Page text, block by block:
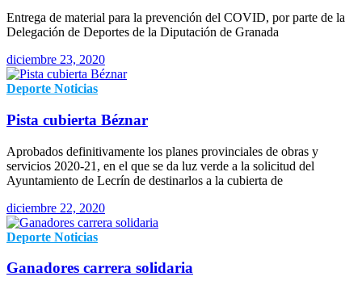
Entrega de material para la prevención del COVID, por parte de la
Delegación de Deportes de la Diputación de Granada
diciembre 23, 2020
Deporte Noticias
Pista cubierta Béznar
Aprobados definitivamente los planes provinciales de obras y
servicios 2020-21, en el que se da luz verde a la solicitud del
Ayuntamiento de Lecrín de destinarlos a la cubierta de
diciembre 22, 2020
Deporte Noticias
Ganadores carrera solidaria